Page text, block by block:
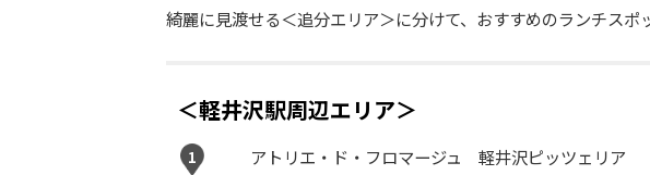
綺麗に見渡せる＜追分エリア＞に分けて、おすすめのランチスポ
＜軽井沢駅周辺エリア＞
1 アトリエ・ド・フロマージュ 軽井沢ピッツェリア